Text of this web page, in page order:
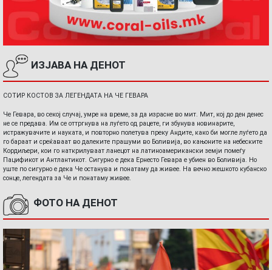
ИЗЈАВА НА ДЕНОТ
СОТИР КОСТОВ ЗА ЛЕГЕНДАТА НА ЧЕ ГЕВАРА
Че Гевара, во секој случај, умре на време, за да израсне во мит. Мит, кој до ден денес
не се предава. Им се оттргнува на луѓето од рацете, ги збунува новинарите,
истражувачите и науката, и повторно полетува преку Андите, како би могле луѓето да
го бараат и среќаваат во далеките прашуми во Боливија, во кањоните на небеските
Кордиљери, кои го наткрилуваат ланецот на латиноамерикански земји помеѓу
Пацификот и Антлантикот. Сигурно е дека Ернесто Гевара е убиен во Боливија. Но
уште по сигурно е дека Че останува и понатаму да живее. На вечно жешкото кубанско
сонце, легендата за Че и понатаму живее.
ФОТО НА ДЕНОТ